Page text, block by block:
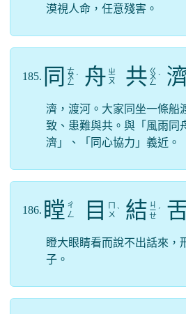
漠視人命，任意殘害。
185. 同 ㄊ
ㄨ
ㄥ
ˊ 舟 ㄓ
ㄡ
共 ㄍ
ㄨ
ㄥ
ˋ
濟，渡河。大家同坐一條船
致、患難與共。與「風雨同
濟」、「同心協力」義近。
186. 瞠 ㄔ
ㄥ
目
ㄨ ˋ 結 ㄐ
ㄧ
ㄝ
ˊ
瞪大眼睛看而說不出話來，
子。